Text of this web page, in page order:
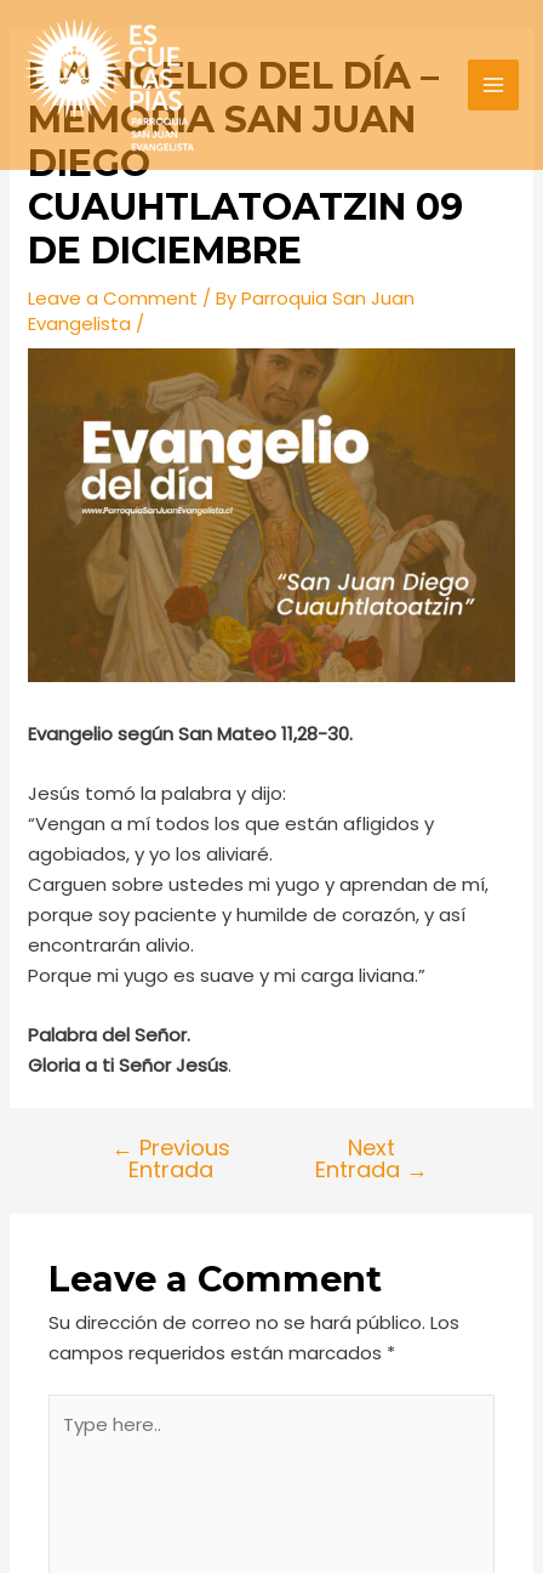
content
EVANGELIO DEL DÍA –
MEMORIA SAN JUAN
DIEGO
CUAUHTLATOATZIN 09
DE DICIEMBRE
Leave a Comment / ByParroquia San Juan
Evangelista /
Evangelio según San Mateo 11,28-30.
Jesús tomó la palabra y dijo:
“Vengan a mí todos los que están afligidos y
agobiados, y yo los aliviaré.
Carguen sobre ustedes mi yugo y aprendan de mí,
porque soy paciente y humilde de corazón, y así
encontrarán alivio.
Porque mi yugo es suave y mi carga liviana.”
Palabra del Señor.
Gloria a ti Señor Jesús.
Post
navigation
← Previous
Entrada
Next
Entrada →
Leave a Comment
Su dirección de correo no se hará público. Los
campos requeridos están marcados *
here..